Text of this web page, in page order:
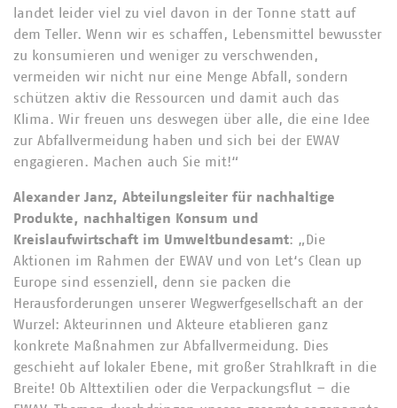
landet leider viel zu viel davon in der Tonne statt auf
dem Teller. Wenn wir es schaffen, Lebensmittel bewusster
zu konsumieren und weniger zu verschwenden,
vermeiden wir nicht nur eine Menge Abfall, sondern
schützen aktiv die Ressourcen und damit auch das
Klima. Wir freuen uns deswegen über alle, die eine Idee
zur Abfallvermeidung haben und sich bei der EWAV
engagieren. Machen auch Sie mit!“
Alexander Janz, Abteilungsleiter für nachhaltige
Produkte, nachhaltigen Konsum und
Kreislaufwirtschaft im Umweltbundesamt: „Die
Aktionen im Rahmen der EWAV und von Let‘s Clean up
Europe sind essenziell, denn sie packen die
Herausforderungen unserer Wegwerfgesellschaft an der
Wurzel: Akteurinnen und Akteure etablieren ganz
konkrete Maßnahmen zur Abfallvermeidung. Dies
geschieht auf lokaler Ebene, mit großer Strahlkraft in die
Breite! Ob Alttextilien oder die Verpackungsflut – die